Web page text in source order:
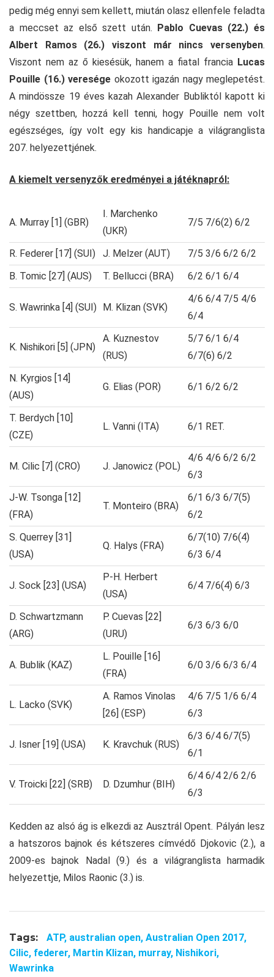
pedig még ennyi sem kellett, miután olasz ellenfele feladta
a meccset az első szett után. Pablo Cuevas (22.) és
Albert Ramos (26.) viszont már nincs versenyben.
Viszont nem az ő kiesésük, hanem a fiatal francia Lucas
Pouille (16.) veresége okozott igazán nagy meglepetést.
A mindössze 19 éves kazah Alexander Bubliktól kapott ki
négy szettben, hozzá kell tenni, hogy Pouille nem volt
egészséges, így volt egy kis handicapje a világranglista
207. helyezettjének.
A kiemelt versenyzők eredményei a játéknapról:
A. Murray [1] (GBR)
I. Marchenko
(UKR)
7/5 7/6(2) 6/2
R. Federer [17] (SUI) J. Melzer (AUT)
7/5 3/6 6/2 6/2
B. Tomic [27] (AUS)
T. Bellucci (BRA) 6/2 6/1 6/4
S. Wawrinka [4] (SUI) M. Klizan (SVK)
4/6 6/4 7/5 4/6
6/4
K. Nishikori [5] (JPN)
A. Kuznestov
(RUS)
5/7 6/1 6/4
6/7(6) 6/2
N. Kyrgios [14]
(AUS)
G. Elias (POR) 6/1 6/2 6/2
T. Berdych [10]
(CZE)
L. Vanni (ITA) 6/1 RET.
M. Cilic [7] (CRO) J. Janowicz (POL)
4/6 4/6 6/2 6/2
6/3
J-W. Tsonga [12]
(FRA)
T. Monteiro (BRA)
6/1 6/3 6/7(5)
6/2
S. Querrey [31]
(USA)
Q. Halys (FRA)
6/7(10) 7/6(4)
6/3 6/4
J. Sock [23] (USA)
P-H. Herbert
(USA)
6/4 7/6(4) 6/3
D. Schwartzmann
(ARG)
P. Cuevas [22]
(URU)
6/3 6/3 6/0
A. Bublik (KAZ)
L. Pouille [16]
(FRA)
6/0 3/6 6/3 6/4
L. Lacko (SVK)
A. Ramos Vinolas
[26] (ESP)
4/6 7/5 1/6 6/4
6/3
J. Isner [19] (USA) K. Kravchuk (RUS)
6/3 6/4 6/7(5)
6/1
V. Troicki [22] (SRB) D. Dzumhur (BIH)
6/4 6/4 2/6 2/6
6/3
Kedden az alsó ág is elkezdi az Ausztrál Opent. Pályán lesz
a hatszoros bajnok és kétszeres címvédő Djokovic (2.), a
2009-es bajnok Nadal (9.) és a világranglista harmadik
helyezettje, Milos Raonic (3.) is.
Tags: ATP, australian open, Australian Open 2017,
Cilic, federer, Martin Klizan, murray, Nishikori,
Wawrinka